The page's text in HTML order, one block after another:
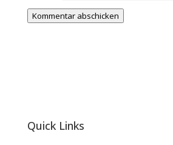
Kommentar abschicken
Quick Links